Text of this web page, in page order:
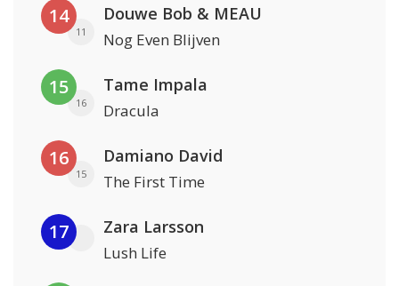
14
11
Douwe Bob & MEAU
Nog Even Blijven
15
16
Tame Impala
Dracula
16
15
Damiano David
The First Time
17 Zara Larsson
Lush Life